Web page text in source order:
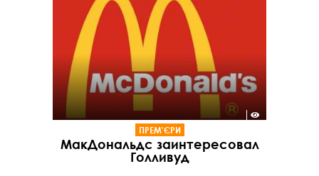
ПРЕМ'ЄРИ
МакДональдс заинтересовал
Голливуд